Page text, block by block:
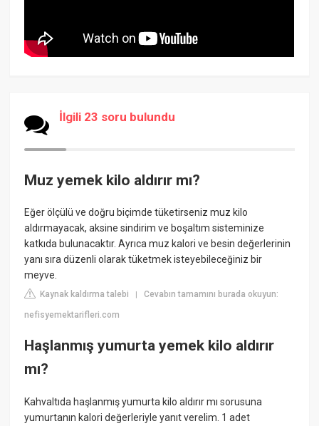
İlgili 23 soru bulundu
Muz yemek kilo aldırır mı?
Eğer ölçülü ve doğru biçimde tüketirseniz muz kilo
aldırmayacak, aksine sindirim ve boşaltım sisteminize
katkıda bulunacaktır. Ayrıca muz kalori ve besin değerlerinin
yanı sıra düzenli olarak tüketmek isteyebileceğiniz bir
meyve.
Kaynak kaldırma talebi |Cevabın tamamını burada okuyun:
nefisyemektarifleri.com
Haşlanmış yumurta yemek kilo aldırır
mı?
Kahvaltıda haşlanmış yumurta kilo aldırır mı sorusuna
yumurtanın kalori değerleriyle yanıt verelim. 1 adet